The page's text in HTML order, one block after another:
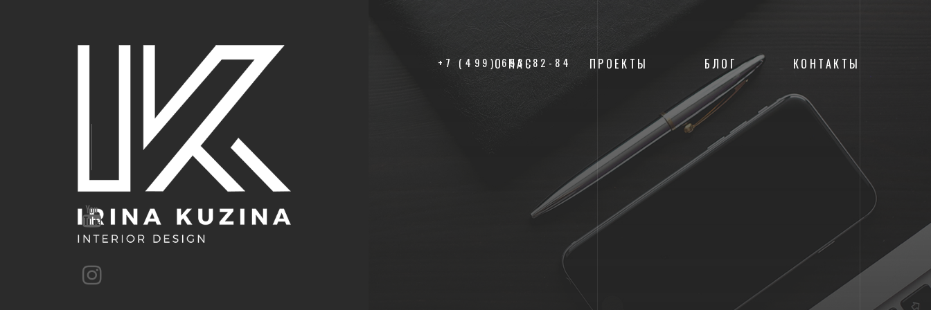
+7 (499) 653-82-84
О НАС ПРОЕКТЫ БЛОГ КОНТАКТЫ